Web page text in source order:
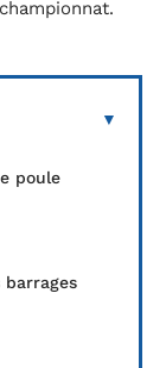
poule
barrages